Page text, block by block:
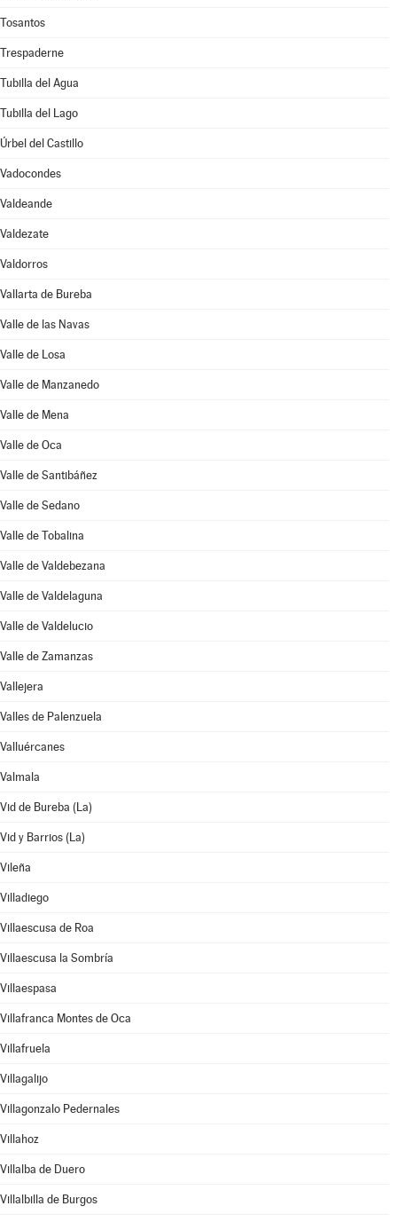
Tosantos
Trespaderne
Tubilla del Agua
Tubilla del Lago
Úrbel del Castillo
Vadocondes
Valdeande
Valdezate
Valdorros
Vallarta de Bureba
Valle de las Navas
Valle de Losa
Valle de Manzanedo
Valle de Mena
Valle de Oca
Valle de Santibáñez
Valle de Sedano
Valle de Tobalina
Valle de Valdebezana
Valle de Valdelaguna
Valle de Valdelucio
Valle de Zamanzas
Vallejera
Valles de Palenzuela
Valluércanes
Valmala
Vid de Bureba (La)
Vid y Barrios (La)
Vileña
Villadiego
Villaescusa de Roa
Villaescusa la Sombría
Villaespasa
Villafranca Montes de Oca
Villafruela
Villagalijo
Villagonzalo Pedernales
Villahoz
Villalba de Duero
Villalbilla de Burgos